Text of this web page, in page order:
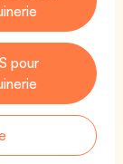
pour